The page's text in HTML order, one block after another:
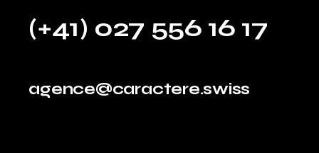
(+41) 027 556 16 17
agence@caractere.swiss